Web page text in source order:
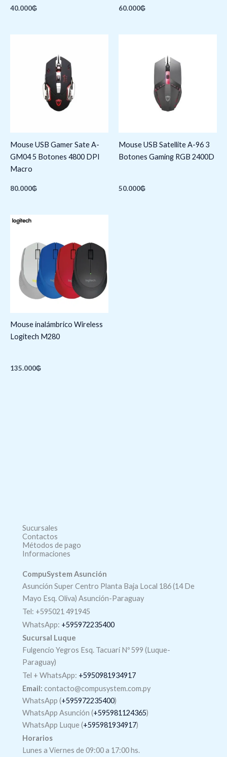
40.000₲ 60.000₲
Mouse USB Gamer Sate A-
GM04 5 Botones 4800 DPI
Macro
80.000₲
Mouse USB Satellite A-96 3
Botones Gaming RGB 2400D
50.000₲
Mouse inalámbrico Wireless
Logitech M280
135.000₲
Sucursales
Contactos
Métodos de pago
Informaciones
CompuSystem Asunción
Asunción Super Centro Planta Baja Local 186 (14 De
Mayo Esq. Oliva) Asunción-Paraguay
Tel: +595021 491945
WhatsApp: +595972235400
Sucursal Luque
Fulgencio Yegros Esq. Tacuarí Nº 599 (Luque-
Paraguay)
Tel + WhatsApp: +5950981934917
Email: contacto@compusystem.com.py
WhatsApp (+595972235400)
WhatsApp Asunción (+595981124365)
WhatsApp Luque (+595981934917)
Horarios
Lunes a Viernes de 09:00 a 17:00 hs.